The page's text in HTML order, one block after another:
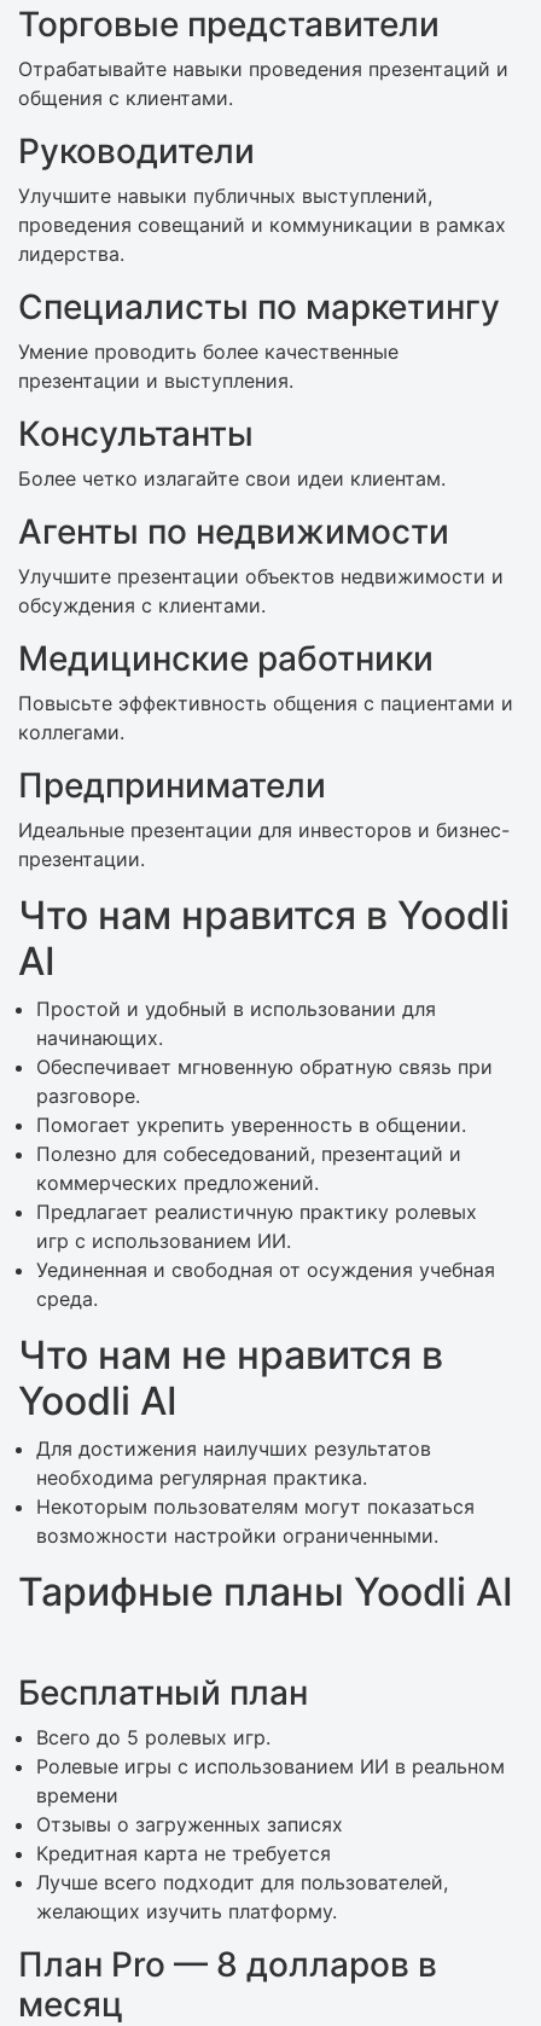
Торговые представители
Отрабатывайте навыки проведения презентаций и
общения с клиентами.
Руководители
Улучшите навыки публичных выступлений,
проведения совещаний и коммуникации в рамках
лидерства.
Специалисты по маркетингу
Умение проводить более качественные
презентации и выступления.
Консультанты
Более четко излагайте свои идеи клиентам.
Агенты по недвижимости
Улучшите презентации объектов недвижимости и
обсуждения с клиентами.
Медицинские работники
Повысьте эффективность общения с пациентами и
коллегами.
Предприниматели
Идеальные презентации для инвесторов и бизнес-
презентации.
Что нам нравится в Yoodli
AI
Простой и удобный в использовании для
начинающих.
Обеспечивает мгновенную обратную связь при
разговоре.
Помогает укрепить уверенность в общении.
Полезно для собеседований, презентаций и
коммерческих предложений.
Предлагает реалистичную практику ролевых
игр с использованием ИИ.
Уединенная и свободная от осуждения учебная
среда.
Что нам не нравится в
Yoodli AI
Для достижения наилучших результатов
необходима регулярная практика.
Некоторым пользователям могут показаться
возможности настройки ограниченными.
Тарифные планы Yoodli AI
Бесплатный план
Всего до 5 ролевых игр.
Ролевые игры с использованием ИИ в реальном
времени
Отзывы о загруженных записях
Кредитная карта не требуется
Лучше всего подходит для пользователей,
желающих изучить платформу.
План Pro — 8 долларов в
месяц